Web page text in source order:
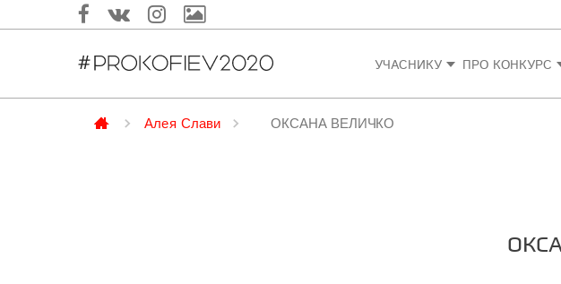
УЧАСНИКУ ПРО КОНКУРС
Алея Слави ОКСАНА ВЕЛИЧКО